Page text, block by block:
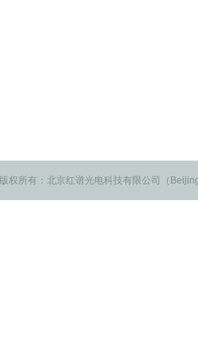
版权所有：北京红谱光电科技有限公司（